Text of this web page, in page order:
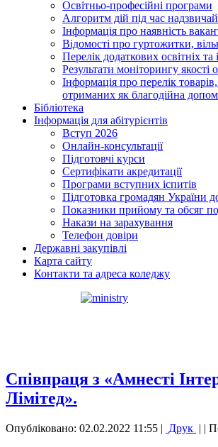
Освітньо-професійні програми
Алгоритм дій під час
Інформація про наявність
Відомості про гуртожитки,
Перелік додаткових освітніх
Результати моніторингу якості
Інформація про перелік товарів,
отриманих як благодійна
Бібліотека
Інформація для абітурієнтів
Вступ 2026
Онлайн-консультації
Підготовчі курси
Сертифікати акредитації
Програми вступних іспитів
Підготовка громадян України
Показники прийому та обсяг
Накази на зарахування
Телефон довіри
Державні закупівлі
Карта сайту
Контакти та адреса коледжу
Співпраця з «Амнесті
Лімітед».
Опубліковано: 02.02.2022 11:55 | Друк | |